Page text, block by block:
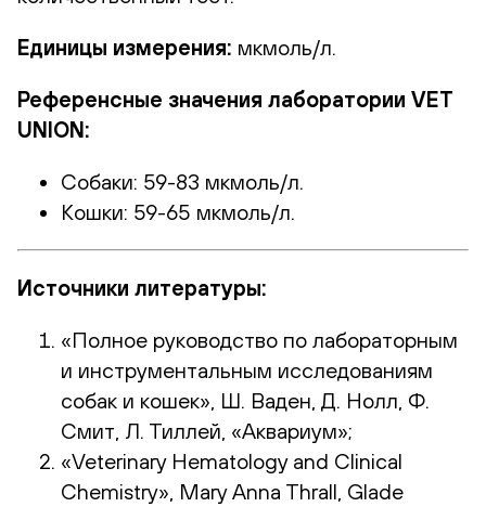
Единицы измерения: мкмоль/л.
Референсные значения лаборатории VET
UNION:
Собаки: 59-83 мкмоль/л.
Кошки: 59-65 мкмоль/л.
Источники литературы:
«Полное руководство по лабораторным
и инструментальным исследованиям
собак и кошек», Ш. Ваден, Д. Нолл, Ф.
Смит, Л. Тиллей, «Аквариум»;
«Veterinary Hematology and Clinical
Chemistry», Mary Anna Thrall, Glade